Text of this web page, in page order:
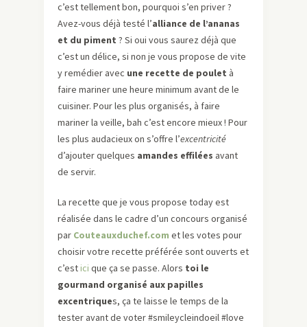
c’est tellement bon, pourquoi s’en priver ?
Avez-vous déjà testé l’alliance de l’ananas
et du piment ? Si oui vous saurez déjà que
c’est un délice, si non je vous propose de vite
y remédier avec une recette de poulet à
faire mariner une heure minimum avant de le
cuisiner. Pour les plus organisés, à faire
mariner la veille, bah c’est encore mieux ! Pour
les plus audacieux on s’offre l’excentricité
d’ajouter quelques amandes effilées avant
de servir.
La recette que je vous propose today est
réalisée dans le cadre d’un concours organisé
par Couteauxduchef.com et les votes pour
choisir votre recette préférée sont ouverts et
c’estici que ça se passe. Alors toi le
gourmand organisé aux papilles
excentriques, ça te laisse le temps de la
tester avant de voter #smileycleindoeil #love